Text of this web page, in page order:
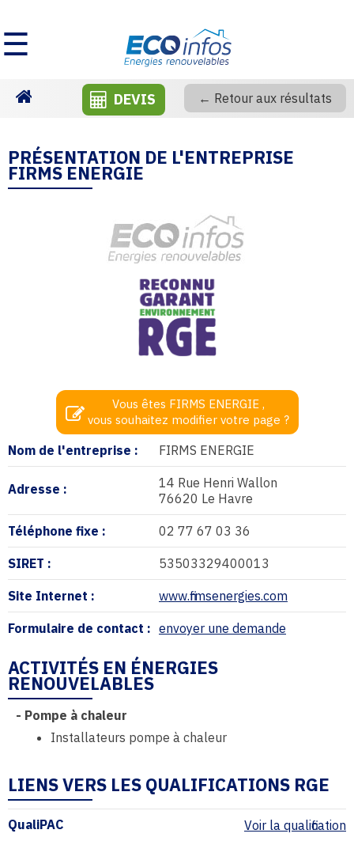
☰
DEVIS ← Retour aux résultats
PRÉSENTATION DE L'ENTREPRISE
FIRMS ENERGIE
Nom de l'entreprise : FIRMS ENERGIE
Adresse :
14 Rue Henri Wallon
76620 Le Havre
Téléphone fixe : 02 77 67 03 36
SIRET : 53503329400013
Site Internet : www.firmsenergies.com
Formulaire de contact : envoyer une demande
Vous êtes FIRMS ENERGIE ,
vous souhaitez modifier votre page ?
ACTIVITÉS EN ÉNERGIES
RENOUVELABLES
- Pompe à chaleur
Installateurs pompe à chaleur
LIENS VERS LES QUALIFICATIONS RGE
QualiPAC Voir la qualification